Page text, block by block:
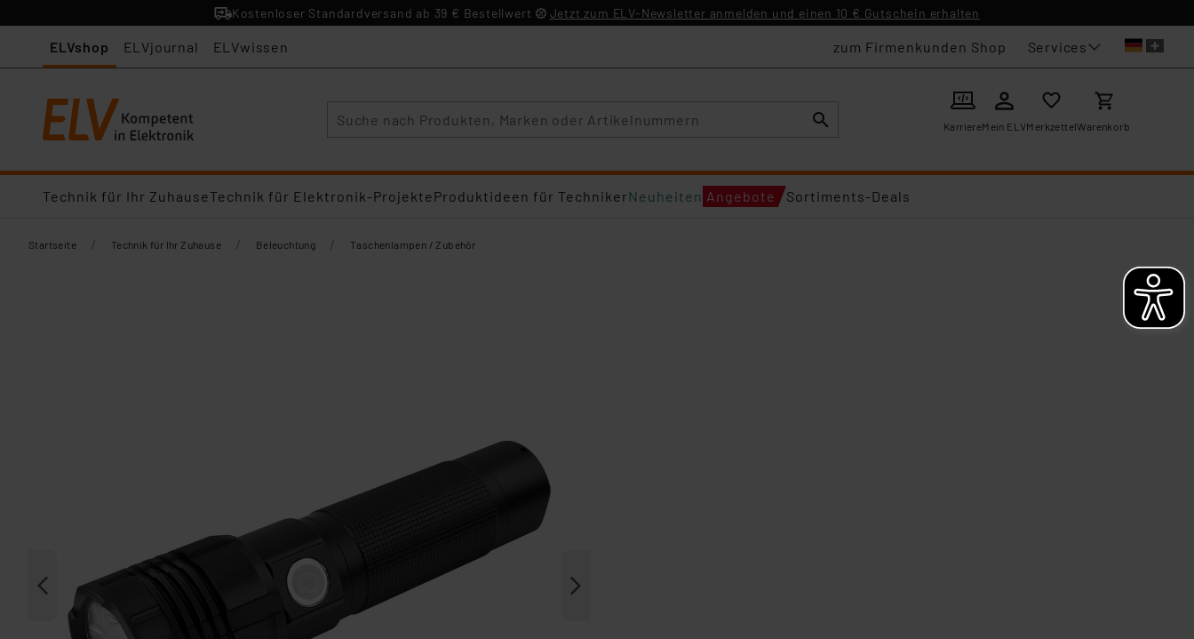
Kostenloser Standardversand ab 39 € Bestellwert Jetzt zum ELV-Newsletter anmelden und einen 10 € Gutschein erhalten
ELVshop ELVjournal ELVwissen zum Firmenkunden Shop Services
KarriereMein ELVMerkzettelWarenkorb
Technik für Ihr ZuhauseTechnik für Elektronik-ProjekteProduktideen für TechnikerNeuheiten Angebote Sortiments-Deals
Startseite / Technik für Ihr Zuhause / Beleuchtung / Taschenlampen / Zubehör